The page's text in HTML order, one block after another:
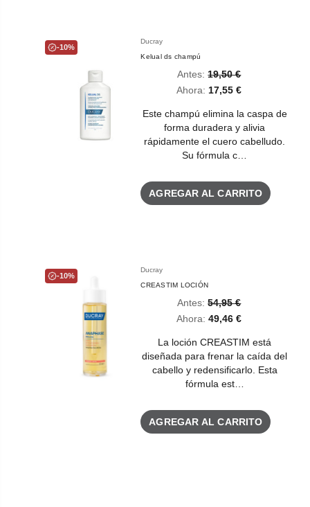
-10%
Ducray
Kelual ds champú
Ahora: 17,55 €
Antes: 19,50 €
Este champú elimina la caspa de
forma duradera y alivia
rápidamente el cuero cabelludo.
Su fórmula c…
AGREGAR AL CARRITO
-10%
Ducray
CREASTIM LOCIÓN
Ahora: 49,46 €
Antes: 54,95 €
La loción CREASTIM está
diseñada para frenar la caída del
cabello y redensificarlo. Esta
fórmula est…
AGREGAR AL CARRITO